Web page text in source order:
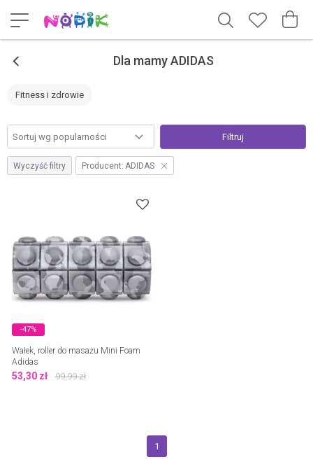
< Dla mamy ADIDAS
Fitness i zdrowie
Filtruj
Wyczyść filtry Producent: ADIDAS
-47%
Wałek, roller do masażu Mini Foam
Adidas
53,30 zł 99,99zł
1